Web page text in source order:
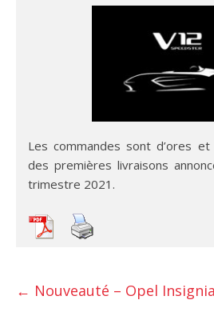
Les commandes sont d’ores
des premières livraisons
trimestre 2021.
← Nouveauté – Opel